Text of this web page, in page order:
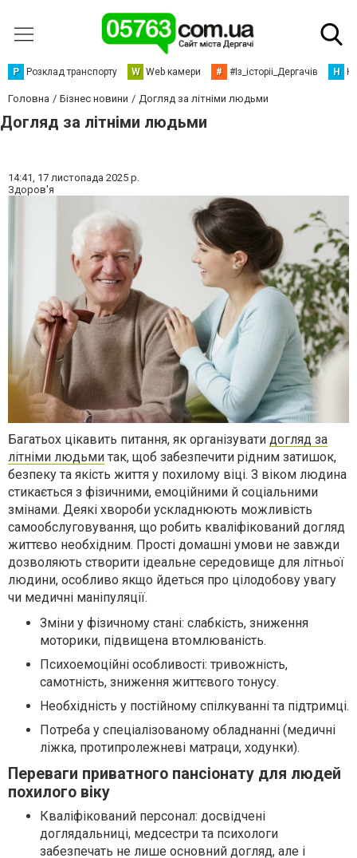
Р Розклад транспорту W Web камери # #Із_історіі_Дергачів Н
Головна Бізнес новини Догляд за літніми людьми
Догляд за літніми людьми
14:41, 17 листопада 2025 р.
Здоров'я
Багатьох цікавить питання, як організувати догляд за
літніми людьми так, щоб забезпечити рідним затишок,
безпеку та якість життя у похилому віці. З віком людина
стикається з фізичними, емоційними й соціальними
змінами. Деякі хвороби ускладнюють можливість
самообслуговування, що робить кваліфікований догляд
життєво необхідним. Прості домашні умови не завжди
дозволяють створити ідеальне середовище для літньої
людини, особливо якщо йдеться про цілодобову увагу
чи медичні маніпуляції.
Зміни у фізичному стані: слабкість, зниження
моторики, підвищена втомлюваність.
Психоемоційні особливості: тривожність,
самотність, зниження життєвого тонусу.
Необхідність у постійному спілкуванні та підтримці.
Потреба у спеціалізованому обладнанні (медичні
ліжка, протипролежневі матраци, ходунки).
Переваги приватного пансіонату для людей
похилого віку
Кваліфікований персонал: досвідчені
доглядальниці, медсестри та психологи
забезпечать не лише основний догляд, але і